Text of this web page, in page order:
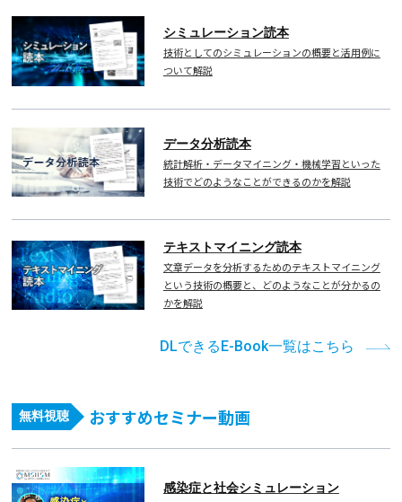
シミュレーション読本
技術としてのシミュレーションの概要と活用例に
ついて解説
データ分析読本
統計解析・データマイニング・機械学習といった
技術でどのようなことができるのかを解説
テキストマイニング読本
文章データを分析するためのテキストマイニング
という技術の概要と、どのようなことが分かるの
かを解説
DLできるE-Book一覧はこちら
無料視聴 おすすめセミナー動画
感染症と社会シミュレーション